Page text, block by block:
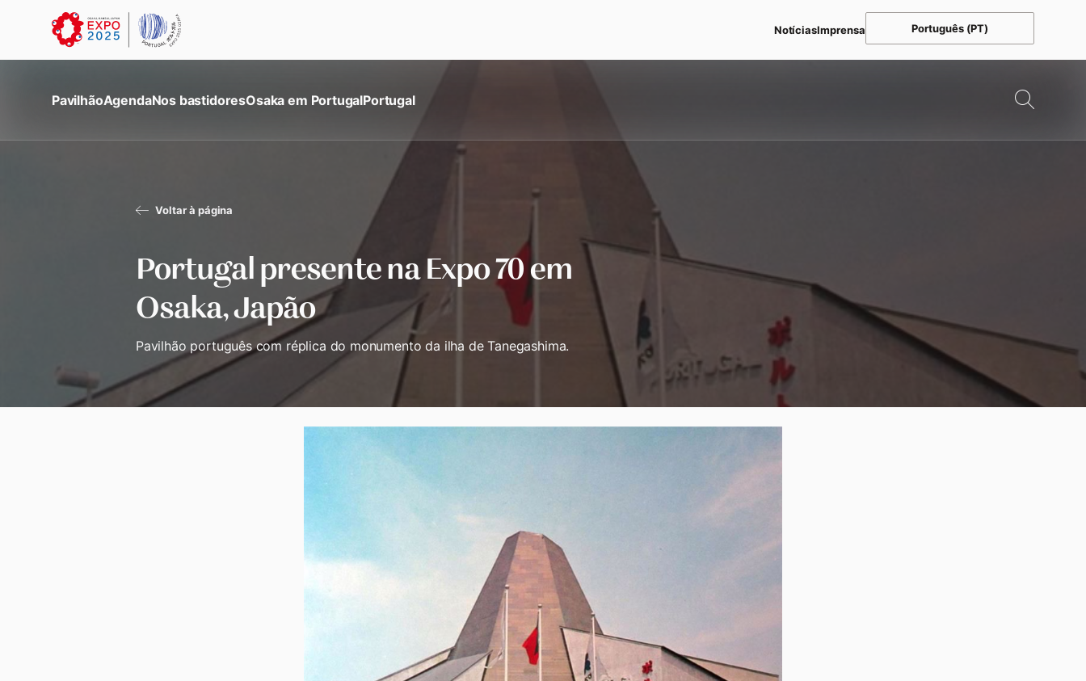
NotíciasImprensa Português (PT)
PavilhãoAgendaNos bastidoresOsaka em PortugalPortugal
Voltar à página
Portugal presente na Expo 70 em
Osaka, Japão
Pavilhão português com réplica do monumento da ilha de Tanegashima.